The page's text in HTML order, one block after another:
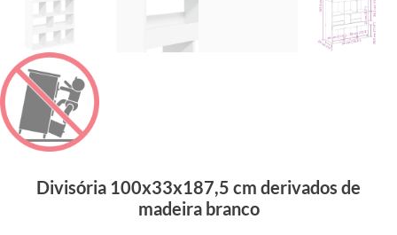
Divisória 100x33x187,5 cm derivados de
madeira branco